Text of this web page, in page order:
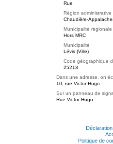
Rue
Région administrative
Chaudière-
Municipalité
Hors MRC
Municipalité
Lévis (Ville)
Code géographique
25213
Dans une adresse, on
10, rue Victor-Hugo
Sur un panneau de
Rue Victor-Hugo
Politique de